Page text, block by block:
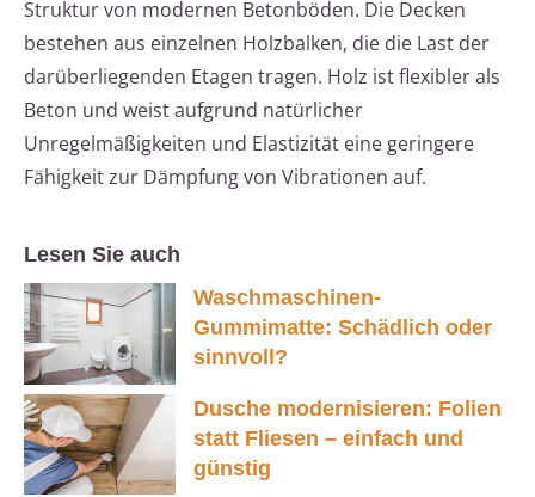
Struktur von modernen Betonböden. Die Decken
bestehen aus einzelnen Holzbalken, die die Last der
darüberliegenden Etagen tragen. Holz ist flexibler als
Beton und weist aufgrund natürlicher
Unregelmäßigkeiten und Elastizität eine geringere
Fähigkeit zur Dämpfung von Vibrationen auf.
Lesen Sie auch
Waschmaschinen-
Gummimatte: Schädlich oder
sinnvoll?
Dusche modernisieren: Folien
statt Fliesen – einfach und
günstig